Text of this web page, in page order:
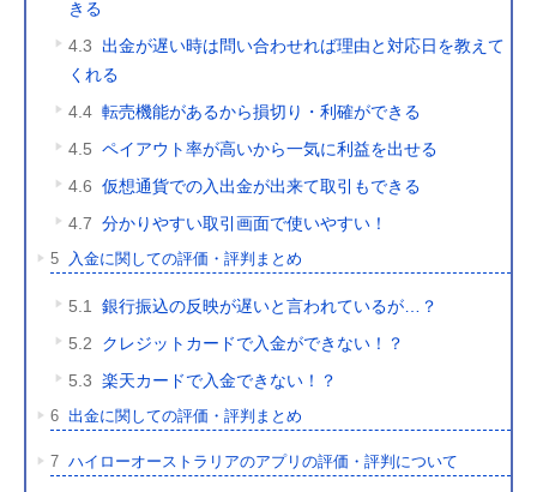
きる
4.3 出金が遅い時は問い合わせれば理由と対応日を教えて
くれる
4.4 転売機能があるから損切り・利確ができる
4.5 ペイアウト率が高いから一気に利益を出せる
4.6 仮想通貨での入出金が出来て取引もできる
4.7 分かりやすい取引画面で使いやすい！
5 入金に関しての評価・評判まとめ
5.1 銀行振込の反映が遅いと言われているが…？
5.2
クレジットカードで入金ができない！？
5.3 楽天カードで入金できない！？
6 出金に関しての評価・評判まとめ
7 ハイローオーストラリアのアプリの評価・評判について